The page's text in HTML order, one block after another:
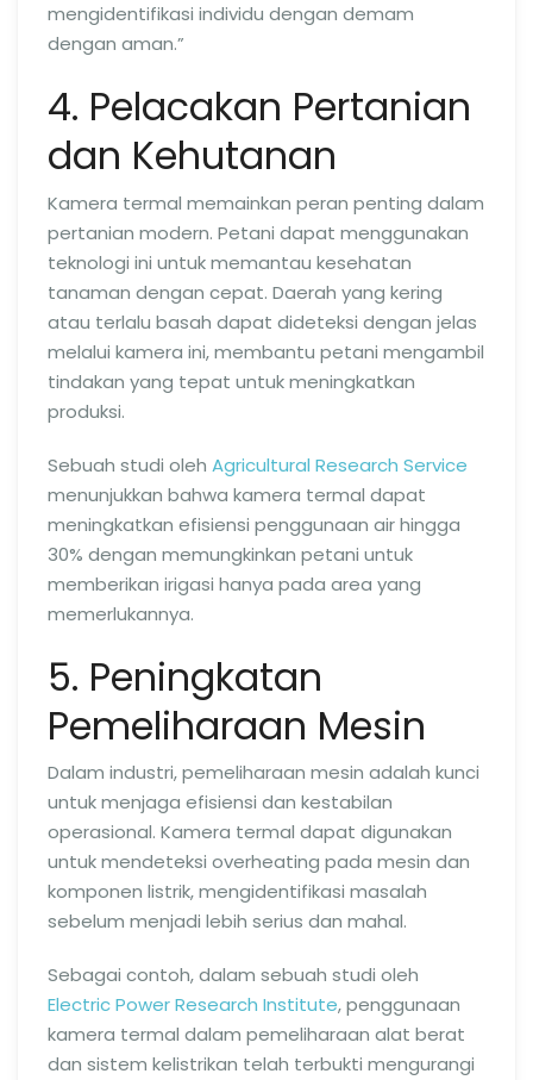
mengidentifikasi individu dengan demam
dengan aman.”
4. Pelacakan Pertanian
dan Kehutanan
Kamera termal memainkan peran penting dalam
pertanian modern. Petani dapat menggunakan
teknologi ini untuk memantau kesehatan
tanaman dengan cepat. Daerah yang kering
atau terlalu basah dapat dideteksi dengan jelas
melalui kamera ini, membantu petani mengambil
tindakan yang tepat untuk meningkatkan
produksi.
Sebuah studi oleh Agricultural Research Service
menunjukkan bahwa kamera termal dapat
meningkatkan efisiensi penggunaan air hingga
30% dengan memungkinkan petani untuk
memberikan irigasi hanya pada area yang
memerlukannya.
5. Peningkatan
Pemeliharaan Mesin
Dalam industri, pemeliharaan mesin adalah kunci
untuk menjaga efisiensi dan kestabilan
operasional. Kamera termal dapat digunakan
untuk mendeteksi overheating pada mesin dan
komponen listrik, mengidentifikasi masalah
sebelum menjadi lebih serius dan mahal.
Sebagai contoh, dalam sebuah studi oleh
Electric Power Research Institute, penggunaan
kamera termal dalam pemeliharaan alat berat
dan sistem kelistrikan telah terbukti mengurangi